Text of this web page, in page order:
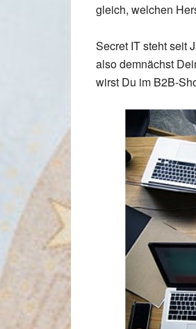
gleich, welchen
Secret IT steht seit
also demnächst
wirst Du im B2B-